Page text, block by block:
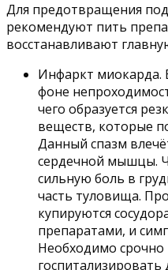
Для предотвращения
рекомендуют пить
восстанавливают
Инфаркт миокарда.
фоне
чего образуется
веществ, которые
Данный спазм
сердечной мышцы.
сильную боль в
часть туловища.
купируются
препаратами, и
Необходимо срочно